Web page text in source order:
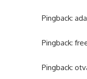
Pingback:
Pingback:
Pingback: